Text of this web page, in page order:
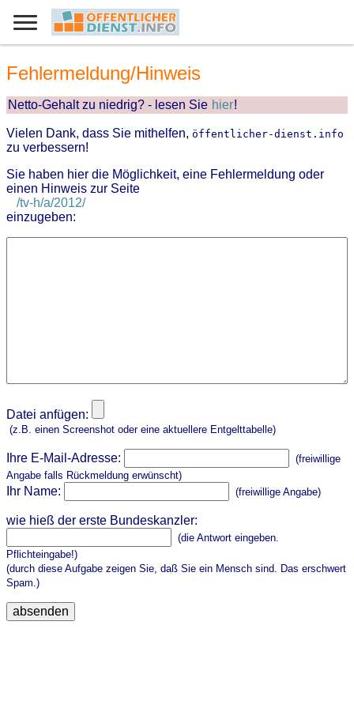
Fehlermeldung/Hinweis
Netto-Gehalt zu niedrig? - lesen Sie hier!
Vielen Dank, dass Sie mithelfen, öffentlicher-dienst.info
zu verbessern!
Sie haben hier die Möglichkeit, eine Fehlermeldung oder
einen Hinweis zur Seite
/tv-h/a/2012/
einzugeben:
Datei anfügen:
(z.B. einen Screenshot oder eine aktuellere Entgelttabelle)
Ihre E-Mail-Adresse:
(freiwillige
Angabe falls Rückmeldung erwünscht)
Ihr Name: (freiwillige Angabe)
wie hieß der erste Bundeskanzler:
(die Antwort eingeben.
Pflichteingabe!)
(durch diese Aufgabe zeigen Sie, daß Sie ein Mensch sind. Das erschwert
Spam.)